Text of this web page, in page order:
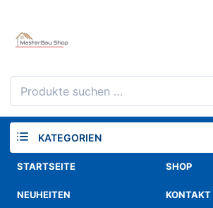
content
Suchen
nach:
KATEGORIEN
STARTSEITE SHOP
NEUHEITEN KONTAKT